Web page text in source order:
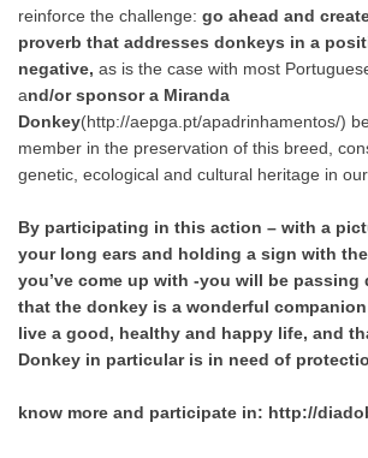
reinforce the challenge: go ahead and
proverb that addresses donkeys in a
negative, as is the case with most
and/or sponsor a Miranda
Donkey(http://aepga.pt/apadrinhamentos/)
member in the preservation of this breed,
genetic, ecological and cultural heritage in
By participating in this action – with a
your long ears and holding a sign with
you’ve come up with -you will be passing
that the donkey is a wonderful
live a good, healthy and happy life, and
Donkey in particular is in need of
know more and participate in: http://